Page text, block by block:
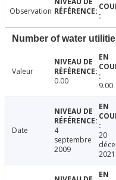
Observation
Number of water
Valeur
0.00
9.00
Date
4
septembre
2009
20
2021